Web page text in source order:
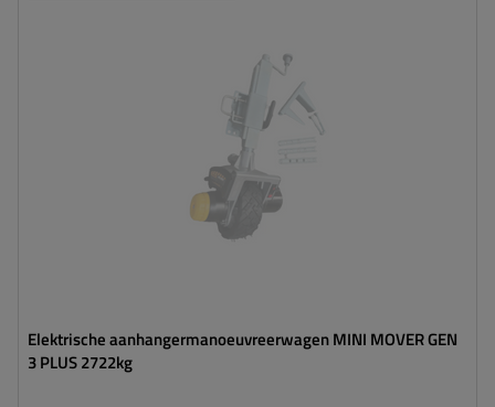
Elektrische aanhangermanoeuvreerwagen MINI MOVER GEN
3 PLUS 2722kg